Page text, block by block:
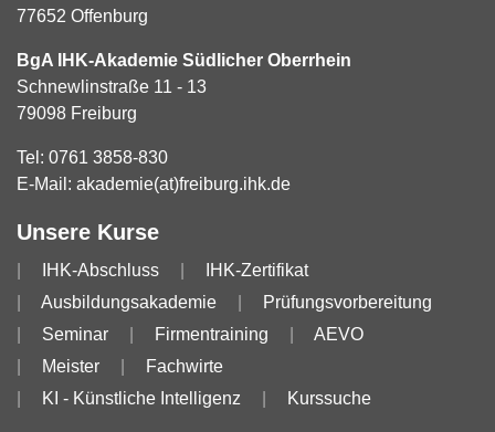
77652 Offenburg
BgA IHK-Akademie Südlicher Oberrhein
Schnewlinstraße 11 - 13
79098 Freiburg
Tel: 0761 3858-830
E-Mail: akademie(at)freiburg.ihk.de
Unsere Kurse
IHK-Abschluss
IHK-Zertifikat
Ausbildungsakademie
Prüfungsvorbereitung
Seminar
Firmentraining
AEVO
Meister
Fachwirte
KI - Künstliche Intelligenz
Kurssuche